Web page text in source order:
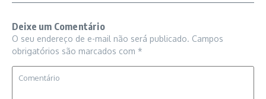
Deixe um Comentário
O seu endereço de e-mail não será publicado. Campos
obrigatórios são marcados com *